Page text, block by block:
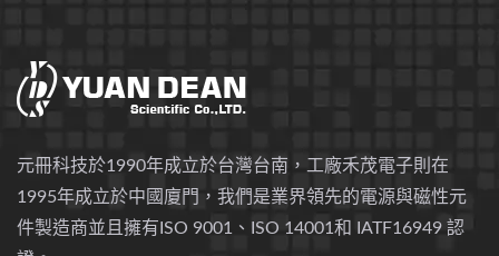
元冊科技於1990年成立於台灣台南，工廠禾茂電子則在
1995年成立於中國廈門，我們是業界領先的電源與磁性元
件製造商並且擁有ISO 9001、ISO 14001和 IATF16949 認